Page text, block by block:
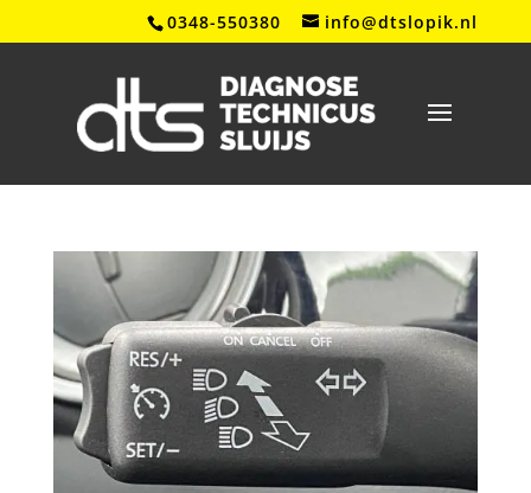
0348-550380 info@dtslopik.nl